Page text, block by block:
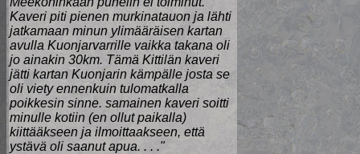
Kaveri piti pienen murkinatauon ja lähti
jatkamaan minun ylimääräisen kartan
avulla Kuonjarvarrille vaikka takana oli
jo ainakin 30km. Tämä Kittilän kaveri
jätti kartan Kuonjarin kämpälle josta se
oli viety ennenkuin tulomatkalla
poikkesin sinne. samainen kaveri soitti
minulle kotiin (en ollut paikalla)
kiittääkseen ja ilmoittaakseen, että
ystävä oli saanut apua. . . ."